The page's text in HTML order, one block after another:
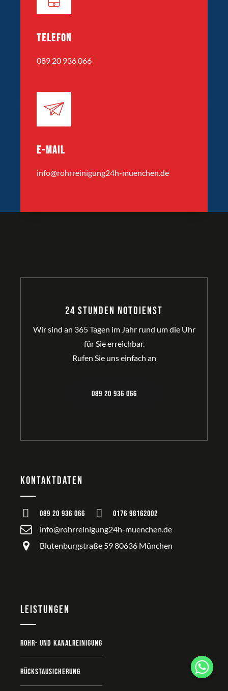
TELEFON
089 20 936 066
E-MAIL
info@rohrreinigung24h-muenchen.de
24 Stunden Notdienst
Wir sind an 365 Tagen im Jahr rund um die Uhr
für Sie erreichbar.
Rufen Sie uns einfach an
089 20 936 066
Kontaktdaten
089 20 936 066
0176 98162002
info@rohrreinigung24h-muenchen.de
Blutenburgstraße 59 80636 München
Leistungen
Rohr- und Kanalreinigung
Rückstausicherung